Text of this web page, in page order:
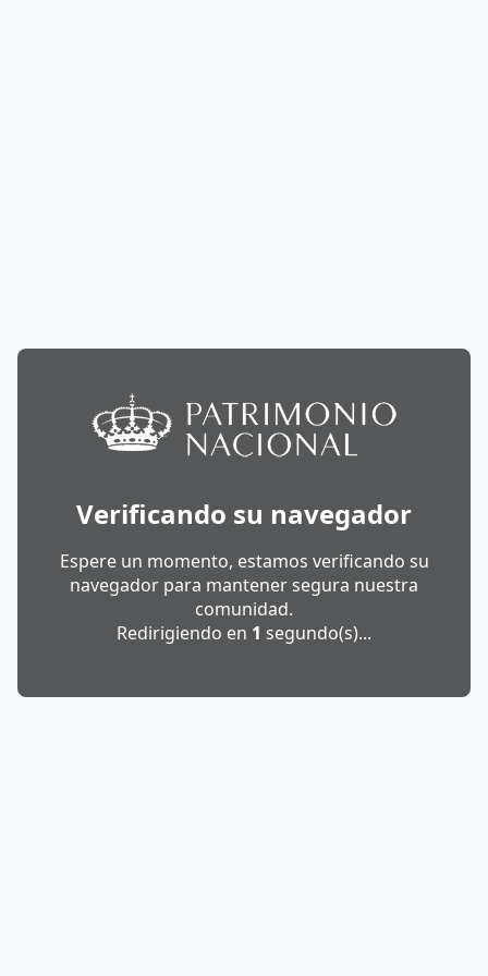
Verificando su navegador
Espere un momento, estamos verificando su
navegador para mantener segura nuestra
comunidad.
Redirigiendo en 1 segundo(s)...